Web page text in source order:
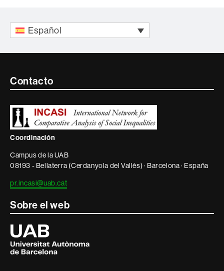
Español
Contacte
informació
legal
Contacto
Coordinación
Campus de la UAB
08193 - Bellaterra (Cerdanyola del Vallès) · Barcelona · España
pr.incasi@uab.cat
Sobre el web
Universitat
Autònoma
de
Barcelona